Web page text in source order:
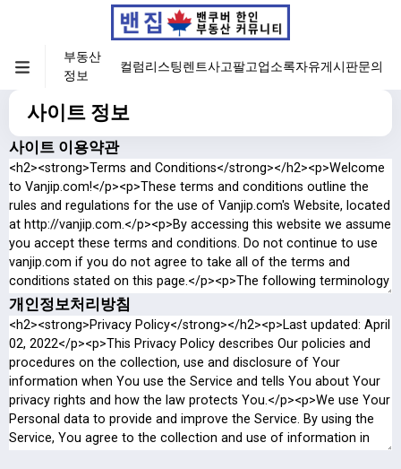
부동산
정보
컬럼리스팅렌트사고팔고업소록자유게시판문의
사이트 정보
사이트 이용약관
개인정보처리방침